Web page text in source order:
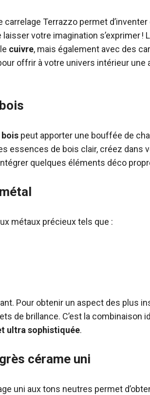
carrelage Terrazzo permet
votre imagination s’exprimer !
cuivre, mais également avec des
offrir à votre univers intérieur une
bois peut apporter une bouffée de
essences de bois clair, créez dans
quelques éléments déco
métaux précieux tels que :
Pour obtenir un aspect des plus
de brillance. C’est la combinaison
ultra sophistiquée.
cérame uni
uni aux tons neutres permet